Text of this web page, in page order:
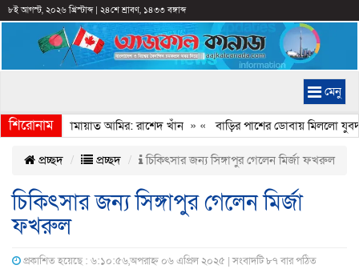
৮ই আগস্ট, ২০২৬ খ্রিস্টাব্দ| ২৪শে শ্রাবণ, ১৪৩৩ বঙ্গাব্দ
মেনু
শিরোনাম
করেন জামায়াত আমির: রাশেদ খাঁন » « বাড়ির পাশের ডোবায় মিললো
প্রচ্ছদ প্রচ্ছদ চিকিৎসার জন্য সিঙ্গাপুর গেলেন মির্জা ফখরুল
চিকিৎসার জন্য সিঙ্গাপুর গেলেন মির্জা
ফখরুল
প্রকাশিত হয়েছে : ৬:১০:৫৬,অপরাহ্ন ০৬ এপ্রিল ২০২৫ | সংবাদটি ৮৭ বার পঠিত